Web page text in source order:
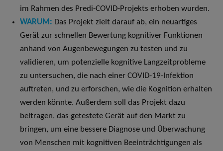
im Rahmen des Predi-COVID-Projekts erhoben wurden.
WARUM: Das Projekt zielt darauf ab, ein neuartiges
Gerät zur schnellen Bewertung kognitiver Funktionen
anhand von Augenbewegungen zu testen und zu
validieren, um potenzielle kognitive Langzeitprobleme
zu untersuchen, die nach einer COVID-19-Infektion
auftreten, und zu erforschen, wie die Kognition erhalten
werden könnte. Außerdem soll das Projekt dazu
beitragen, das getestete Gerät auf den Markt zu
bringen, um eine bessere Diagnose und Überwachung
von Menschen mit kognitiven Beeinträchtigungen als